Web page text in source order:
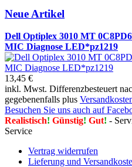
Neue Artikel
Dell Optiplex 3010 MT
MIC Diagnose LED*pz1219
13,45 €
inkl. Mwst. Differenzbesteuert
gegebenenfalls plus
Besuchen Sie uns auch auf
Realistisch! Günstig! Gut! -
Service
Vertrag widerrufen
Lieferung und